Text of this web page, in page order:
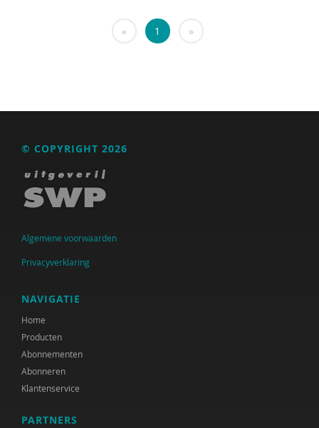
Ramirelsyla Eloise
Regioplan
Sonja
United Nations Office for Disaster Risk Reduction
VGN
World Health Organization
WRR
René .C. Hoksbergen
Tim 'S Jongers
« 1 »
© COPYRIGHT 2026
Algemene voorwaarden
Privacyverklaring
NAVIGATIE
Home
Producten
Abonnementen
Abonneren
Klantenservice
PARTNERS